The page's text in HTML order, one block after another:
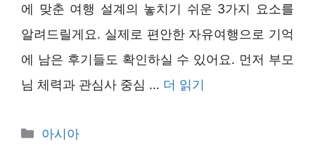
에 맞춘 여행 설계의 놓치기 쉬운 3가지 요소를
알려드릴게요. 실제로 편안한 자유여행으로 기억
에 남은 후기들도 확인하실 수 있어요. 먼저 부모
님 체력과 관심사 중심 … 더 읽기
카
아시아